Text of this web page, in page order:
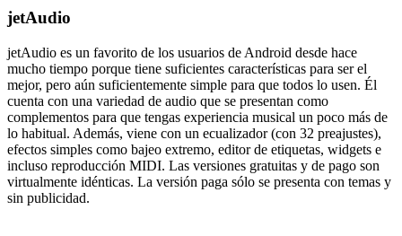
jetAudio
jetAudio es un favorito de los usuarios de Android desde hace
mucho tiempo porque tiene suficientes características para ser el
mejor, pero aún suficientemente simple para que todos lo usen. Él
cuenta con una variedad de audio que se presentan como
complementos para que tengas experiencia musical un poco más de
lo habitual. Además, viene con un ecualizador (con 32 preajustes),
efectos simples como bajeo extremo, editor de etiquetas, widgets e
incluso reproducción MIDI. Las versiones gratuitas y de pago son
virtualmente idénticas. La versión paga sólo se presenta con temas y
sin publicidad.